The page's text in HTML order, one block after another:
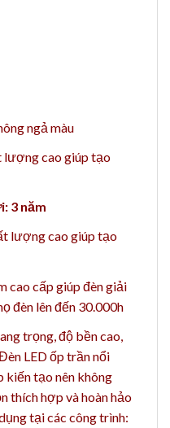
ngả màu
lượng cao giúp tạo
3 năm
lượng cao giúp tạo
cao cấp giúp đèn giải
đèn lên đến 30.000h
trọng, độ bền cao,
LED ốp trần nổi
kiến tạo nên không
thích hợp và hoàn hảo
tại các công trình: